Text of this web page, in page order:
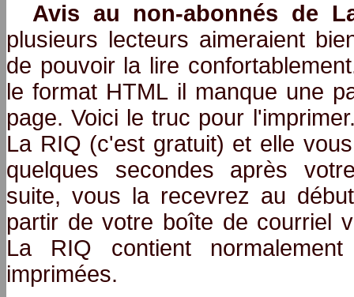
Avis au non-abonnés de
plusieurs lecteurs aimeraient
de pouvoir la lire
le format HTML il manque une
page. Voici le truc pour
La RIQ (c'est gratuit) et elle
quelques secondes après
suite, vous la recevrez au
partir de votre boîte de courriel
La RIQ contient
imprimées.